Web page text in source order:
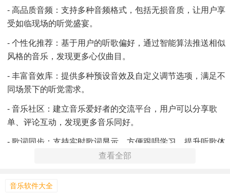
- 高品质音频：支持多种音频格式，包括无损音质，让用户享
受如临现场的听觉盛宴。
- 个性化推荐：基于用户的听歌偏好，通过智能算法推送相似
风格的音乐，发现更多心仪曲目。
- 丰富音效库：提供多种预设音效及自定义调节选项，满足不
同场景下的听觉需求。
- 音乐社区：建立音乐爱好者的交流平台，用户可以分享歌
单、评论互动，发现更多音乐同好。
- 歌词同步：支持实时歌词显示，方便跟唱学习，提升听歌体
查看全部
音乐软件大全